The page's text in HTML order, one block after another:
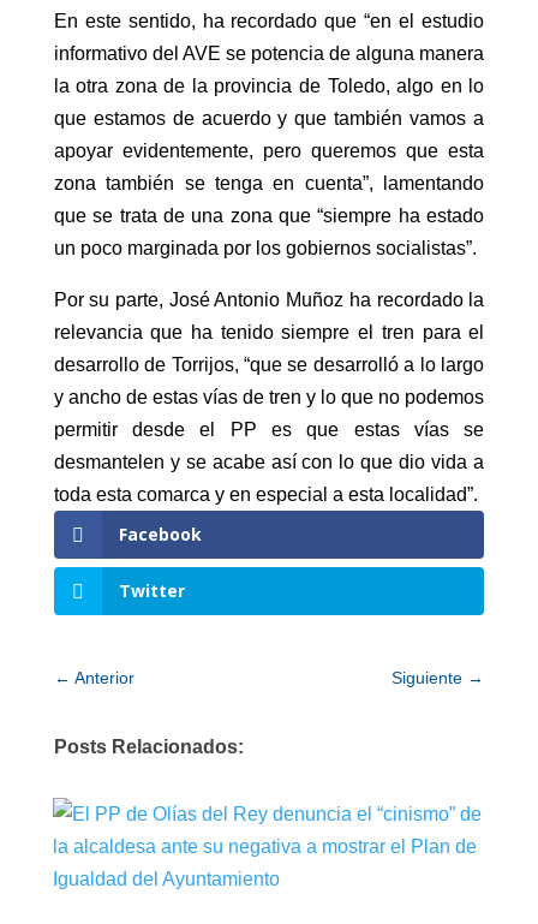
En este sentido, ha recordado que “en el estudio
informativo del AVE se potencia de alguna manera
la otra zona de la provincia de Toledo, algo en lo
que estamos de acuerdo y que también vamos a
apoyar evidentemente, pero queremos que esta
zona también se tenga en cuenta”, lamentando
que se trata de una zona que “siempre ha estado
un poco marginada por los gobiernos socialistas”.
Por su parte, José Antonio Muñoz ha recordado la
relevancia que ha tenido siempre el tren para el
desarrollo de Torrijos, “que se desarrolló a lo largo
y ancho de estas vías de tren y lo que no podemos
permitir desde el PP es que estas vías se
desmantelen y se acabe así con lo que dio vida a
toda esta comarca y en especial a esta localidad”.
Facebook
Twitter
← Anterior Siguiente →
Posts Relacionados: